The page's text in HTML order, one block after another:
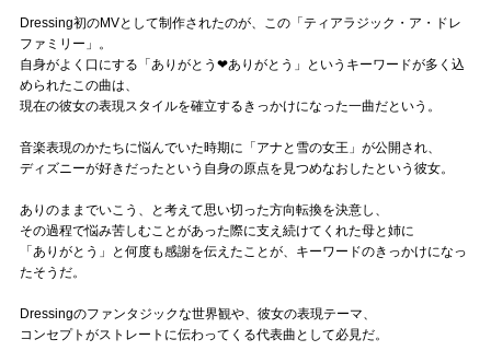
Dressing初のMVとして制作されたのが、この「ティアラジック・ア・ドレ
ファミリー」。
自身がよく口にする「ありがとう❤ありがとう」というキーワードが多く込
められたこの曲は、
現在の彼女の表現スタイルを確立するきっかけになった一曲だという。
音楽表現のかたちに悩んでいた時期に「アナと雪の女王」が公開され、
ディズニーが好きだったという自身の原点を見つめなおしたという彼女。
ありのままでいこう、と考えて思い切った方向転換を決意し、
その過程で悩み苦しむことがあった際に支え続けてくれた母と姉に
「ありがとう」と何度も感謝を伝えたことが、キーワードのきっかけになっ
たそうだ。
Dressingのファンタジックな世界観や、彼女の表現テーマ、
コンセプトがストレートに伝わってくる代表曲として必見だ。